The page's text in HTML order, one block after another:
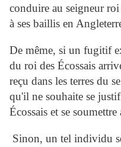
conduire au seigneur
à ses baillis en
De même, si un fugitif
du roi des Écossais
reçu dans les terres du
qu'il ne souhaite se
Écossais et se
Sinon, un tel individu